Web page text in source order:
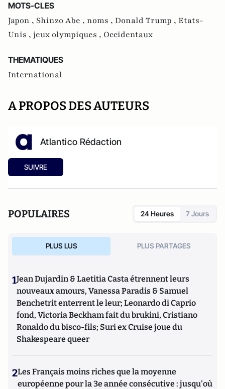
MOTS-CLES
Japon , Shinzo Abe , noms , Donald Trump , Etats-
Unis , jeux olympiques , Occidentaux
THEMATIQUES
International
A PROPOS DES AUTEURS
Atlantico Rédaction
SUIVRE
POPULAIRES 24 Heures 7 Jours
PLUS LUS PLUS PARTAGES
1Jean Dujardin & Laetitia Casta étrennent leurs
nouveaux amours, Vanessa Paradis & Samuel
Benchetrit enterrent le leur; Leonardo di Caprio
fond, Victoria Beckham fait du brukini, Cristiano
Ronaldo du bisco-fils; Suri ex Cruise joue du
Shakespeare queer
2Les Français moins riches que la moyenne
européenne pour la 3e année consécutive : jusqu'où